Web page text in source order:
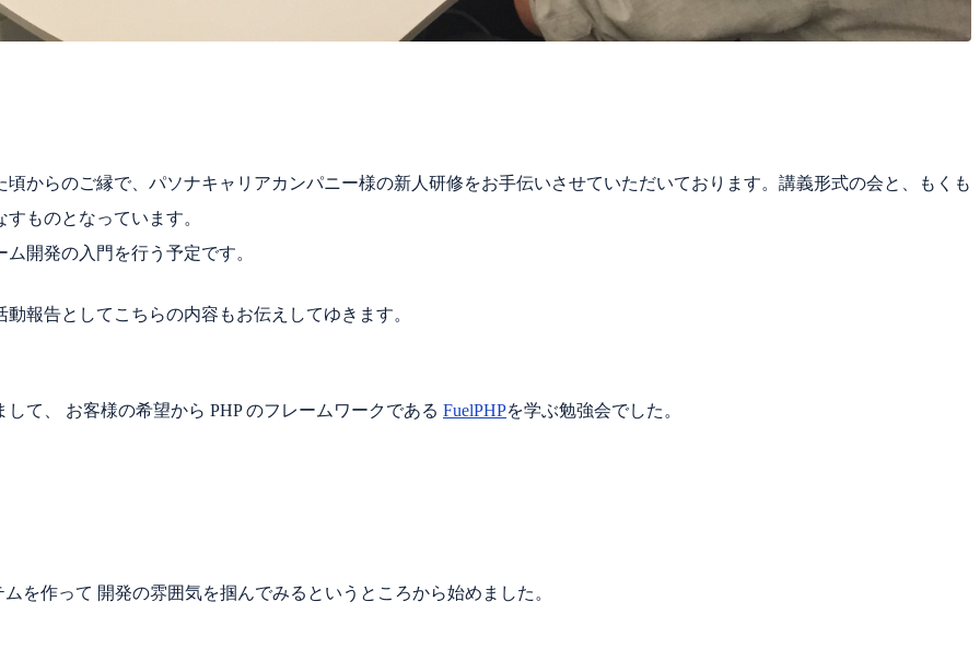
からのご縁で、パソナキャリアカンパニー様の新人研修をお手伝いさせていただいております。講義形式の会と、もくも
ものとなっています。
開発の入門を行う予定です。
報告としてこちらの内容もお伝えしてゆきます。
て、 お客様の希望から PHP のフレームワークである FuelPHPを学ぶ勉強会でした。
を作って 開発の雰囲気を掴んでみるというところから始めました。